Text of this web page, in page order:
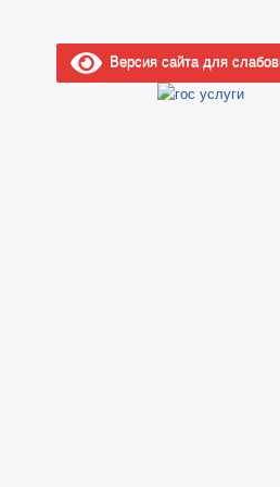
Версия сайта для